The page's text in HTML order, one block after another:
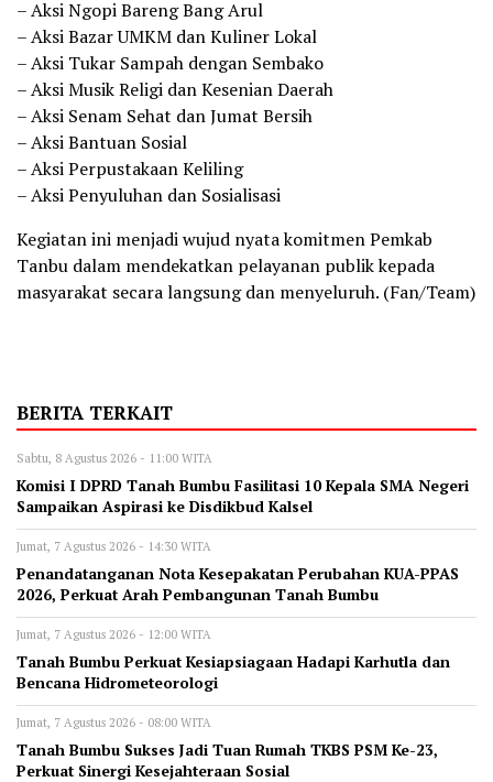
– Aksi Ngopi Bareng Bang Arul
– Aksi Bazar UMKM dan Kuliner Lokal
– Aksi Tukar Sampah dengan Sembako
– Aksi Musik Religi dan Kesenian Daerah
– Aksi Senam Sehat dan Jumat Bersih
– Aksi Bantuan Sosial
– Aksi Perpustakaan Keliling
– Aksi Penyuluhan dan Sosialisasi
Kegiatan ini menjadi wujud nyata komitmen Pemkab
Tanbu dalam mendekatkan pelayanan publik kepada
masyarakat secara langsung dan menyeluruh. (Fan/Team)
BERITA TERKAIT
Sabtu, 8 Agustus 2026 - 11:00 WITA
Komisi I DPRD Tanah Bumbu Fasilitasi 10 Kepala SMA Negeri
Sampaikan Aspirasi ke Disdikbud Kalsel
Jumat, 7 Agustus 2026 - 14:30 WITA
Penandatanganan Nota Kesepakatan Perubahan KUA-PPAS
2026, Perkuat Arah Pembangunan Tanah Bumbu
Jumat, 7 Agustus 2026 - 12:00 WITA
Tanah Bumbu Perkuat Kesiapsiagaan Hadapi Karhutla dan
Bencana Hidrometeorologi
Jumat, 7 Agustus 2026 - 08:00 WITA
Tanah Bumbu Sukses Jadi Tuan Rumah TKBS PSM Ke-23,
Perkuat Sinergi Kesejahteraan Sosial